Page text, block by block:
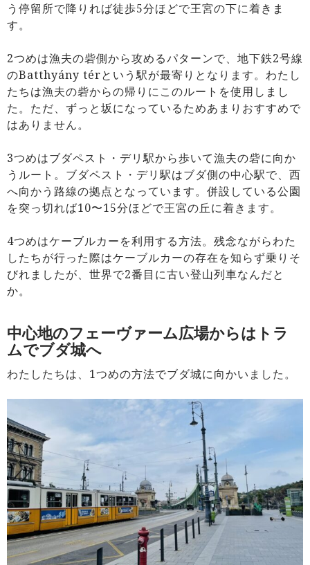
う停留所で降りれば徒歩5分ほどで王宮の下に着きま
す。
2つめは漁夫の砦側から攻めるパターンで、地下鉄2号線
のBatthyány térという駅が最寄りとなります。わたし
たちは漁夫の砦からの帰りにこのルートを使用しまし
た。ただ、ずっと坂になっているためあまりおすすめで
はありません。
3つめはブダペスト・デリ駅から歩いて漁夫の砦に向か
うルート。ブダペスト・デリ駅はブダ側の中心駅で、西
へ向かう路線の拠点となっています。併設している公園
を突っ切れば10〜15分ほどで王宮の丘に着きます。
4つめはケーブルカーを利用する方法。残念ながらわた
したちが行った際はケーブルカーの存在を知らず乗りそ
びれましたが、世界で2番目に古い登山列車なんだと
か。
中心地のフェーヴァーム広場からはトラ
ムでブダ城へ
わたしたちは、1つめの方法でブダ城に向かいました。